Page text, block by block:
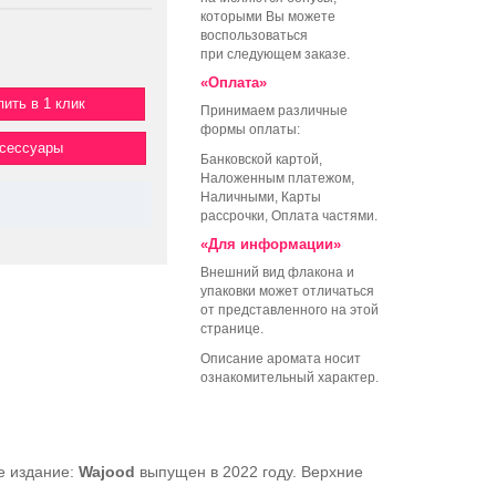
в 1 клик
которыми Вы можете
воспользоваться
при следующем заказе.
«Оплата»
Принимаем различные
формы оплаты:
Банковской картой,
Наложенным платежом,
Наличными, Карты
рассрочки, Оплата частями.
«Для информации»
Внешний вид флакона и
упаковки может отличаться
от представленного на этой
странице.
Описание аромата носит
ознакомительный характер.
издание: Wajood выпущен в 2022 году. Верхние